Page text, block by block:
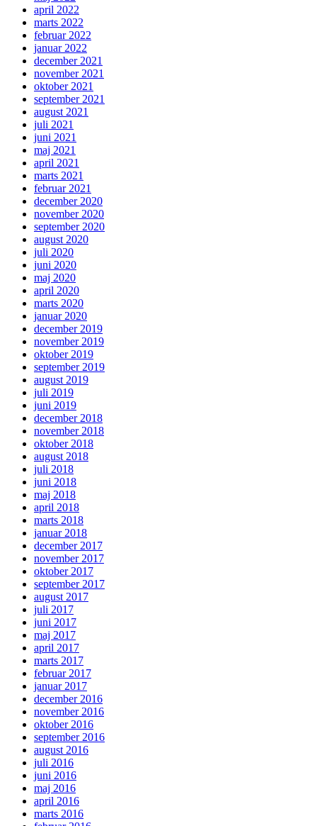
april 2022
marts 2022
februar 2022
januar 2022
december 2021
november 2021
oktober 2021
september 2021
august 2021
juli 2021
juni 2021
maj 2021
april 2021
marts 2021
februar 2021
december 2020
november 2020
september 2020
august 2020
juli 2020
juni 2020
maj 2020
april 2020
marts 2020
januar 2020
december 2019
november 2019
oktober 2019
september 2019
august 2019
juli 2019
juni 2019
december 2018
november 2018
oktober 2018
august 2018
juli 2018
juni 2018
maj 2018
april 2018
marts 2018
januar 2018
december 2017
november 2017
oktober 2017
september 2017
august 2017
juli 2017
juni 2017
maj 2017
april 2017
marts 2017
februar 2017
januar 2017
december 2016
november 2016
oktober 2016
september 2016
august 2016
juli 2016
juni 2016
maj 2016
april 2016
marts 2016